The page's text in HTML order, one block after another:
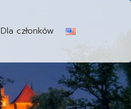
Dla członków